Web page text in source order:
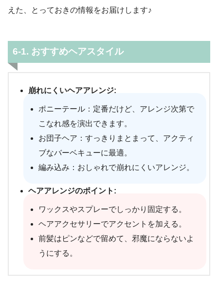
えた、とっておきの情報をお届けします♪
6-1. おすすめヘアスタイル
崩れにくいヘアアレンジ:
ポニーテール：定番だけど、アレンジ次第で
こなれ感を演出できます。
お団子ヘア：すっきりまとまって、アクティ
ブなバーベキューに最適。
編み込み：おしゃれで崩れにくいアレンジ。
ヘアアレンジのポイント:
ワックスやスプレーでしっかり固定する。
ヘアアクセサリーでアクセントを加える。
前髪はピンなどで留めて、邪魔にならないよ
うにする。